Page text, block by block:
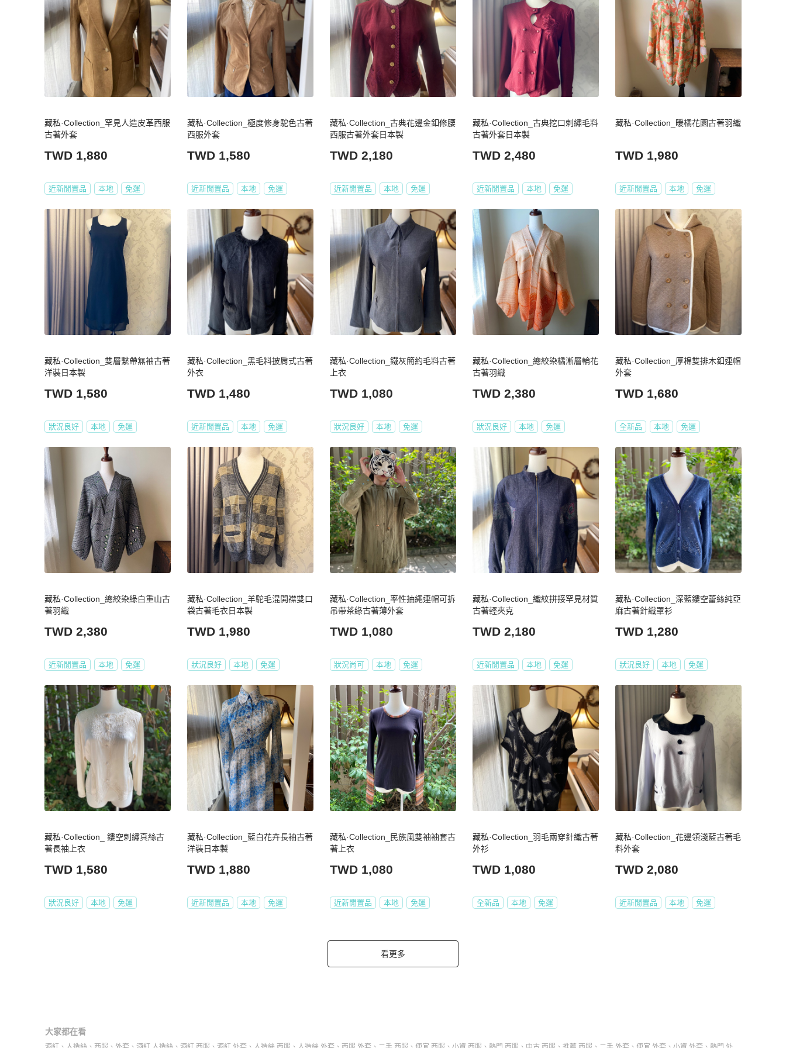
藏私·Collection_罕見人造皮革西服
古著外套
TWD 1,880
近新閒置品 本地 免運
藏私·Collection_極度修身駝色古著
西服外套
TWD 1,580
近新閒置品 本地 免運
藏私·Collection_古典花邊金釦修腰
西服古著外套日本製
TWD 2,180
近新閒置品 本地 免運
藏私·Collection_古典挖口刺繡毛料
古著外套日本製
TWD 2,480
近新閒置品 本地 免運
藏私·Collection_暖橘花園古著羽織
TWD 1,980
近新閒置品 本地 免運
藏私·Collection_雙層繫帶無袖古著
洋裝日本製
TWD 1,580
狀況良好 本地 免運
藏私·Collection_黑毛料披肩式古著
外衣
TWD 1,480
近新閒置品 本地 免運
藏私·Collection_鐵灰簡約毛料古著
上衣
TWD 1,080
狀況良好 本地 免運
藏私·Collection_總絞染橘漸層輪花
古著羽織
TWD 2,380
狀況良好 本地 免運
藏私·Collection_厚棉雙排木釦連帽
外套
TWD 1,680
全新品 本地 免運
藏私·Collection_總絞染綠白重山古
著羽織
TWD 2,380
近新閒置品 本地 免運
藏私·Collection_羊駝毛混開襟雙口
袋古著毛衣日本製
TWD 1,980
狀況良好 本地 免運
藏私·Collection_率性抽繩連帽可拆
吊帶茶綠古著薄外套
TWD 1,080
狀況尚可 本地 免運
藏私·Collection_織紋拼接罕見材質
古著輕夾克
TWD 2,180
近新閒置品 本地 免運
藏私·Collection_深藍鏤空蕾絲純亞
麻古著針織罩衫
TWD 1,280
狀況良好 本地 免運
藏私·Collection_ 鏤空刺繡真絲古
著長袖上衣
TWD 1,580
狀況良好 本地 免運
藏私·Collection_藍白花卉長袖古著
洋裝日本製
TWD 1,880
近新閒置品 本地 免運
藏私·Collection_民族風雙袖袖套古
著上衣
TWD 1,080
近新閒置品 本地 免運
藏私·Collection_羽毛兩穿針織古著
外衫
TWD 1,080
全新品 本地 免運
藏私·Collection_花邊領淺藍古著毛
料外套
TWD 2,080
近新閒置品 本地 免運
看更多
大家都在看